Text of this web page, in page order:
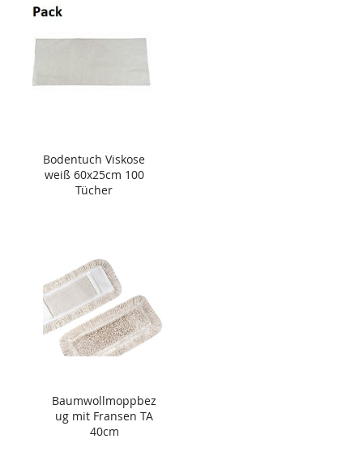
Bodentuch Viskose
weiß 60x25cm 100
Tücher
Baumwollmoppbez
ug mit Fransen TA
40cm